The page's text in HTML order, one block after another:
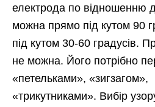
електрода по відношенню
можна прямо під кутом 90
під кутом 30-60 градусів.
не можна. Його потрібно
«петельками», «зигзагом»,
«трикутниками». Вибір